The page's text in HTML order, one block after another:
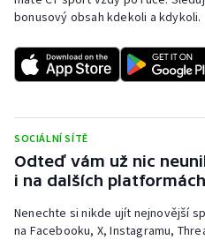
bonusový obsah kdekoli a kdykoli.
SOCIÁLNÍ SÍTĚ
Odteď vám už nic
i na dalších
Nenechte si nikde ujít nejnovější
na Facebooku, X, Instagramu,